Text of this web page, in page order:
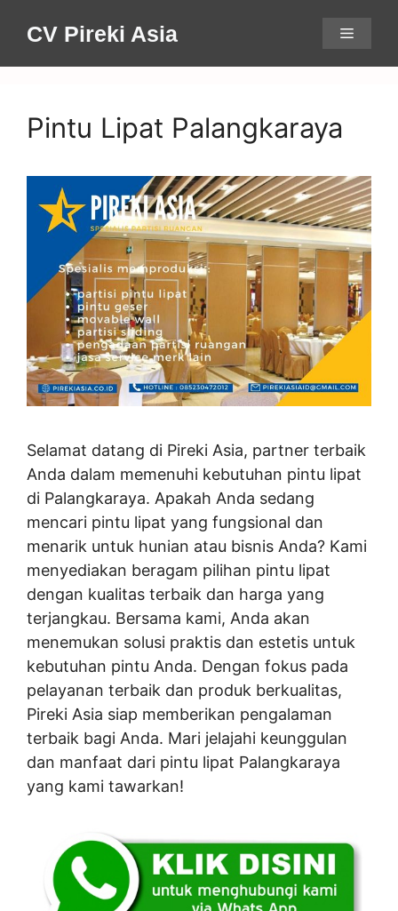
CV Pireki Asia Menu
Pintu Lipat Palangkaraya
Selamat datang di Pireki Asia, partner terbaik
Anda dalam memenuhi kebutuhan pintu lipat
di Palangkaraya. Apakah Anda sedang
mencari pintu lipat yang fungsional dan
menarik untuk hunian atau bisnis Anda? Kami
menyediakan beragam pilihan pintu lipat
dengan kualitas terbaik dan harga yang
terjangkau. Bersama kami, Anda akan
menemukan solusi praktis dan estetis untuk
kebutuhan pintu Anda. Dengan fokus pada
pelayanan terbaik dan produk berkualitas,
Pireki Asia siap memberikan pengalaman
terbaik bagi Anda. Mari jelajahi keunggulan
dan manfaat dari pintu lipat Palangkaraya
yang kami tawarkan!